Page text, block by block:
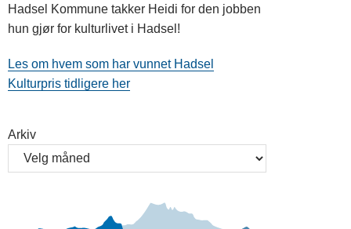
Hadsel Kommune takker Heidi for den jobben
hun gjør for kulturlivet i Hadsel!
Les om hvem som har vunnet Hadsel
Kulturpris tidligere her
Arkiv